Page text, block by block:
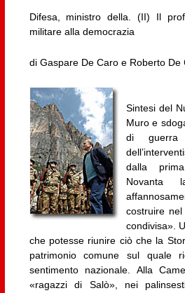
Difesa, ministro della. (II) Il
militare alla democrazia
di Gaspare De Caro e Roberto De
Sintesi del
Muro e
di
dalla
costruire
condivisa».
che potesse riunire ciò che la
patrimonio comune sul quale
sentimento nazionale. Alla
«ragazzi di Salò», nei